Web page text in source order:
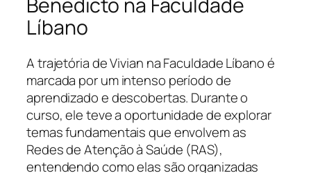
Líbano
A trajetória de Vivian na Faculdade Líbano é
marcada por um intenso período de
aprendizado e descobertas. Durante o
curso, ele teve a oportunidade de explorar
temas fundamentais que envolvem as
Redes de Atenção à Saúde (RAS),
entendendo como elas são organizadas